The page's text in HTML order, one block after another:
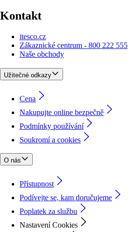
Kontakt
itesco.cz
Zákaznické centrum - 800 222 555
Naše obchody
Užitečné odkazy
Cena
Nakupujte online bezpečně
Podmínky používání
Soukromí a cookies
O nás
Přístupnost
Podívejte se, kam doručujeme
Poplatek za službu
Nastavení Cookies